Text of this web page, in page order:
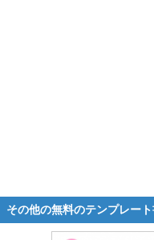
その他の無料のテンプレー